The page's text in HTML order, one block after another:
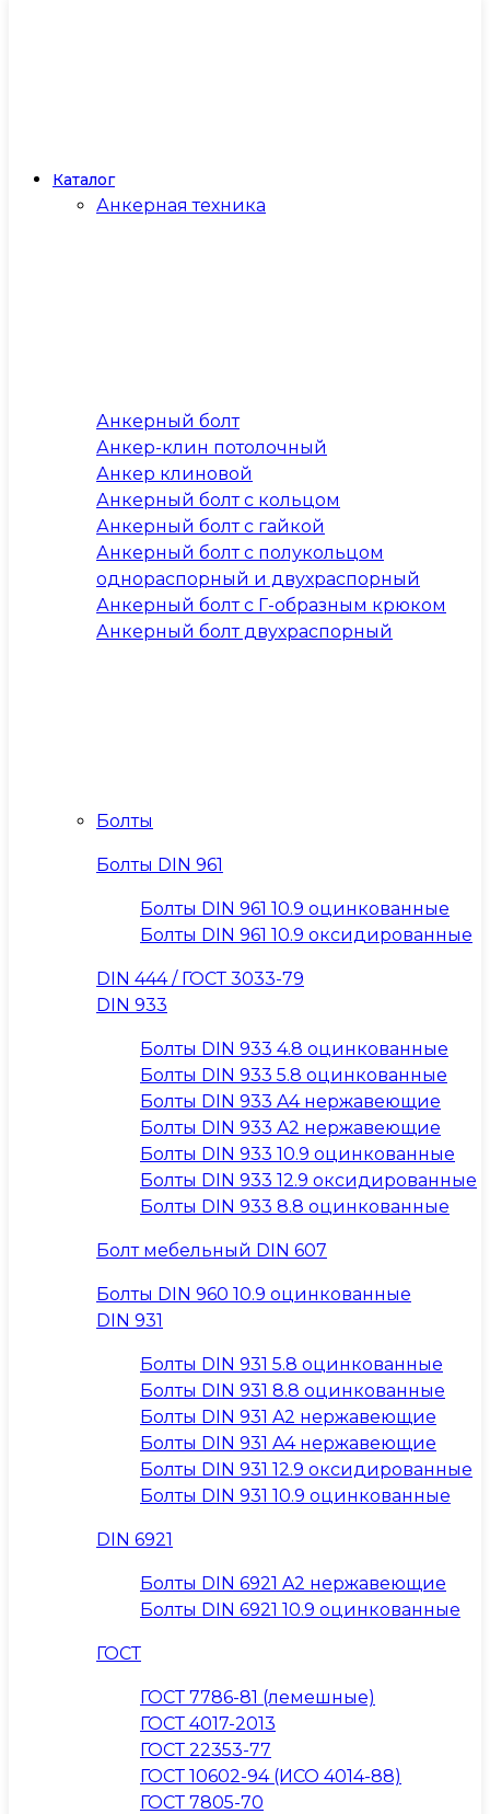
Каталог
Анкерная техника
Анкерный болт
Анкер-клин потолочный
Анкер клиновой
Анкерный болт с кольцом
Анкерный болт с гайкой
Анкерный болт с полукольцом
однораспорный и двухраспорный
Анкерный болт с Г-образным крюком
Анкерный болт двухраспорный
Болты
Болты DIN 961
Болты DIN 961 10.9 оцинкованные
Болты DIN 961 10.9 оксидированные
DIN 444 / ГОСТ 3033-79
DIN 933
Болты DIN 933 4.8 оцинкованные
Болты DIN 933 5.8 оцинкованные
Болты DIN 933 A4 нержавеющие
Болты DIN 933 A2 нержавеющие
Болты DIN 933 10.9 оцинкованные
Болты DIN 933 12.9 оксидированные
Болты DIN 933 8.8 оцинкованные
Болт мебельный DIN 607
Болты DIN 960 10.9 оцинкованные
DIN 931
Болты DIN 931 5.8 оцинкованные
Болты DIN 931 8.8 оцинкованные
Болты DIN 931 A2 нержавеющие
Болты DIN 931 A4 нержавеющие
Болты DIN 931 12.9 оксидированные
Болты DIN 931 10.9 оцинкованные
DIN 6921
Болты DIN 6921 A2 нержавеющие
Болты DIN 6921 10.9 оцинкованные
ГОСТ
ГОСТ 7786-81 (лемешные)
ГОСТ 4017-2013
ГОСТ 22353-77
ГОСТ 10602-94 (ИСО 4014-88)
ГОСТ 7805-70